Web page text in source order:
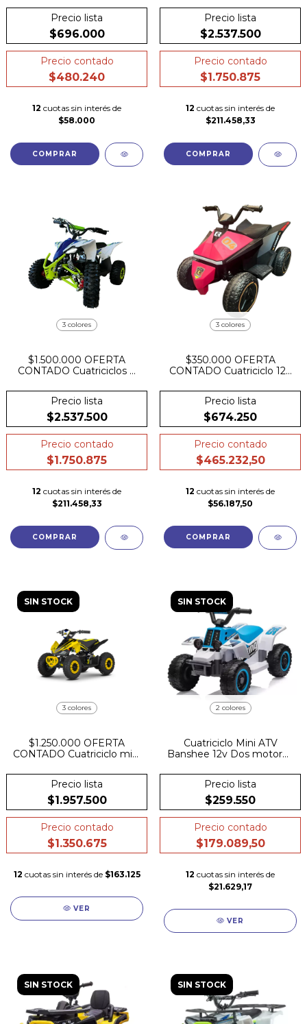
Control Bluetooth.
Precio lista
$696.000
Precio contado
$480.240
12 cuotas sin interés de
$58.000
COMPRAR
Reguladora De
Velocidades Freno A Disco
Suspensión
Precio lista
$2.537.500
Precio contado
$1.750.875
12 cuotas sin interés de
$211.458,33
COMPRAR
3 colores
$1.500.000 OFERTA
CONTADO Cuatriciclos A
RPM Llave Reguladora De
Velocidades Freno A Disco
Suspensión
Precio lista
$2.537.500
Precio contado
$1.750.875
12 cuotas sin interés de
$211.458,33
COMPRAR
3 colores
$350.000 OFERTA
CONTADO Cuatriciclo 12v
Goma Bluetooth
Precio lista
$674.250
Precio contado
$465.232,50
12 cuotas sin interés de
$56.187,50
COMPRAR
SIN STOCK
3 colores
$1.250.000 OFERTA
CONTADO Cuatriciclo mini
llave de velocidades freno
a disco 25km hasta 90kg
suspesion ruedas inflables
Precio lista
$1.957.500
Precio contado
$1.350.675
12 cuotas sin interés de $163.125
VER
SIN STOCK
2 colores
Cuatriciclo Mini ATV
Banshee 12v Dos motores
Precio lista
$259.550
Precio contado
$179.089,50
12 cuotas sin interés de
$21.629,17
VER
SIN STOCK SIN STOCK